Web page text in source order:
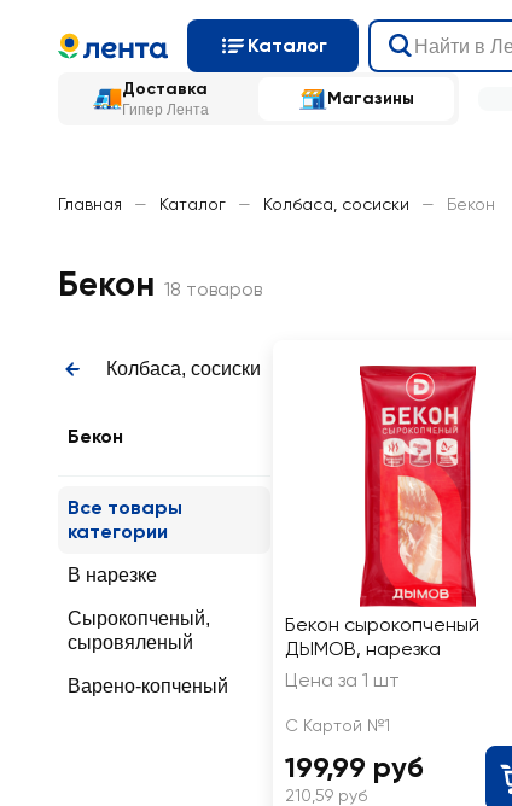
Каталог
Доставка
Гипер Лента
Магазины
Главная — Каталог — Колбаса, сосиски — Бекон
Бекон 18 товаров
Колбаса, сосиски
Бекон
Все товары
категории
В нарезке
Сырокопченый,
сыровяленый
Варено-копченый
Бекон сырокопченый
ДЫМОВ, нарезка
Цена за 1 шт
С Картой №1
199,99 руб
210,59 руб